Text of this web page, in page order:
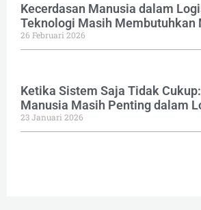
Kecerdasan Manusia dalam
Teknologi Masih Membutuhkan
26 Februari 2026
Ketika Sistem Saja Tidak
Manusia Masih Penting dalam
23 Januari 2026